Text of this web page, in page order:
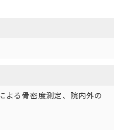
よる骨密度測定、院内外の